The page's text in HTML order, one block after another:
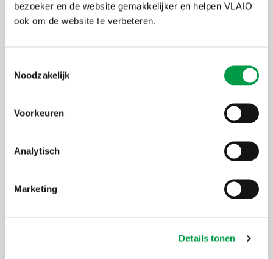
bezoeker en de website gemakkelijker en helpen VLAIO
ook om de website te verbeteren.
Noodzakelijk
Voorkeuren
Analytisch
Marketing
Details tonen
Ik neem deel aan de online infosessie op
november 2025 om 10 uur te Brussel
Gelieve alle voor jouw mogelijke tijdssloten aan te geven!